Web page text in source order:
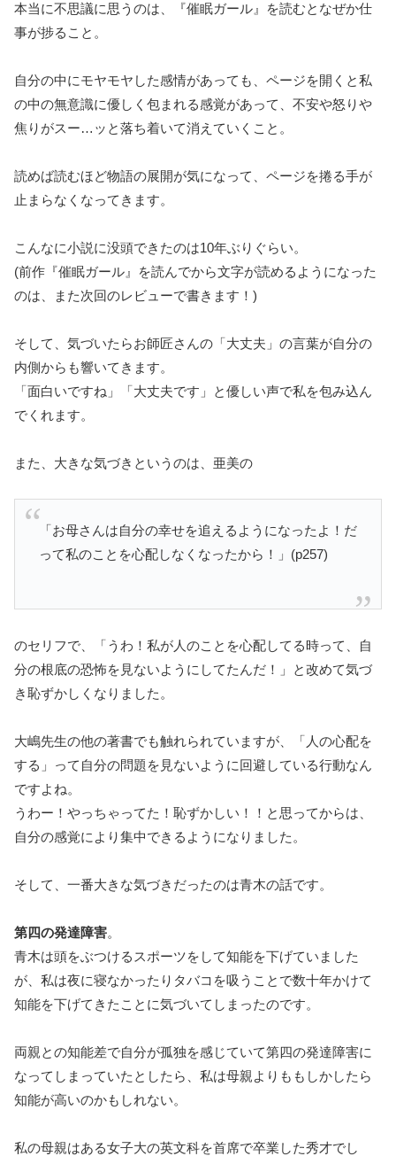
本当に不思議に思うのは、『催眠ガール』を読むとなぜか仕
事が捗ること。
自分の中にモヤモヤした感情があっても、ページを開くと私
の中の無意識に優しく包まれる感覚があって、不安や怒りや
焦りがスー…ッと落ち着いて消えていくこと。
読めば読むほど物語の展開が気になって、ページを捲る手が
止まらなくなってきます。
こんなに小説に没頭できたのは10年ぶりぐらい。
(前作『催眠ガール』を読んでから文字が読めるようになった
のは、また次回のレビューで書きます！)
そして、気づいたらお師匠さんの「大丈夫」の言葉が自分の
内側からも響いてきます。
「面白いですね」「大丈夫です」と優しい声で私を包み込ん
でくれます。
また、大きな気づきというのは、亜美の
「お母さんは自分の幸せを追えるようになったよ！だ
って私のことを心配しなくなったから！」(p257)
のセリフで、「うわ！私が人のことを心配してる時って、自
分の根底の恐怖を見ないようにしてたんだ！」と改めて気づ
き恥ずかしくなりました。
大嶋先生の他の著書でも触れられていますが、「人の心配を
する」って自分の問題を見ないように回避している行動なん
ですよね。
うわー！やっちゃってた！恥ずかしい！！と思ってからは、
自分の感覚により集中できるようになりました。
そして、一番大きな気づきだったのは青木の話です。
第四の発達障害。
青木は頭をぶつけるスポーツをして知能を下げていました
が、私は夜に寝なかったりタバコを吸うことで数十年かけて
知能を下げてきたことに気づいてしまったのです。
両親との知能差で自分が孤独を感じていて第四の発達障害に
なってしまっていたとしたら、私は母親よりももしかしたら
知能が高いのかもしれない。
私の母親はある女子大の英文科を首席で卒業した秀才でし